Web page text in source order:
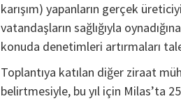
karışım) yapanların gerçek
vatandaşların sağlığıyla
konuda denetimleri artırmaları
Toplantıya katılan diğer ziraat
belirtmesiyle, bu yıl için Milas’ta